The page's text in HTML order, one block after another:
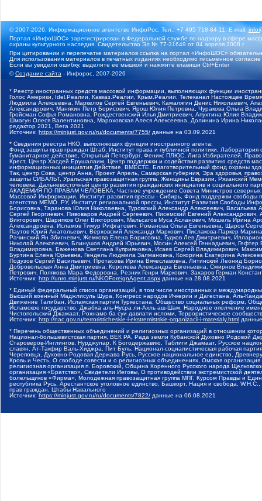
© 2007-2026, Информационное агентство ИнфоРос. Тел.: +7 495 718-84-11, E-mail:
Портал «ИнфоШОС» зарегистрирован в Федеральной службе по надзору в сфере
охраны культурного наследия. Свидетельство Эл № 77-31649 от 04 апреля 2008 г.
При цитировании и перепечатке материалов ссылка на портал «ИнфоШОС»
Для использования материалов в печатных изданиях необходимо письменное
Если вы увидели ошибку, выделите ее мышкой и нажмите клавиши Ctrl+Enter
©Создание сайта - Инфорос, 2007-2026
* Реестр иностранных средств массовой информации, выполняющих функции
Голос Америки, Idel.Реалии, Кавказ.Реалии, Крым.Реалии, Телеканал Настоящее
Людмила Алексеевна, Маркелов Сергей Евгеньевич, Камалягин Денис Николаевич,
Александрович, Маняхин Петр Борисович, Ярош Юлия Петровна, Чуракова Ольга
Гройсман Софья Романовна, Рождественский Илья Дмитриевич, Апухтина Юлия
Шмагун Олеся Валентиновна, Мароховская Алеся Алексеевна, Долинина Ирина
редактор 2021, Вега 2021
Источник: https://minjust.gov.ru/ru/documents/7755/ данные на 03.09.2021
* Сведения реестра НКО, выполняющих функции иностранного агента:
Фонд защиты прав граждан Штаб, Институт права и публичной политики,
Гуманитарное действие, Открытый Петербург, Феникс ПЛЮС, Лига Избирателей,
Крест, Центр Хасдей Ерушалаим, Центр поддержки и содействия развитию средств
информационных инициатив Действие, ВМЕСТЕ, Благотворительный фонд охраны
Так, центр Сова, центр Анна, Проект Апрель, Самарская губерния, Эра здоровья,
защиты СИБАЛЬТ, Уральская правозащитная группа, Женщины Евразии, Рязанский
человека, Дальневосточный центр развития гражданских инициатив и социального
АКАДЕМИЯ ПО ПРАВАМ ЧЕЛОВЕКА, Частное учреждение Совета Министров северных
Массовой Информации, Институт развития прессы - Сибирь, Фонд поддержки
агентство МЕМО. РУ, Институт региональной прессы, Институт Развития Свободы
Борисовна, Таранова Юлия Николаевна, Туровский Александр Алексеевич,
Сергей Георгиевич, Пивоваров Андрей Сергеевич, Писемский Евгений
Викторович, Шарипков Олег Викторович, Мальсагов Муса Асланович, Мошель Ирина
Александровна, Исламов Тимур Рифгатович, Романова Ольга Евгеньевна, Щаров
Паутов Юрий Анатольевич, Верховский Александр Маркович, Пислакова-Паркер
Рачинский Ян Збигневич, Жемкова Елена Борисовна, Гудков Лев Дмитриевич,
Николай Алексеевич, Блинушов Андрей Юрьевич, Мосин Алексей Геннадьевич,
Владимировна, Баженова Светлана Куприяновна, Исаев Сергей Владимирович,
Буртина Елена Юрьевна, Гендель Людмила Залмановна, Кокорина Екатерина
Подузов Сергей Васильевич, Протасова Ирина Вячеславовна, Литинский Леонид
Добровольская Анна Дмитриевна, Королева Александра Евгеньевна, Смирнов
Петрович, Полякова Мара Федоровна, Резник Генри Маркович, Захаров Герман
Источник: http://unro.minjust.ru/NKOForeignAgent.aspx данные на 28.08.2021
* Единый федеральный список организаций, в том числе иностранных и
Высший военный Маджлисуль Шура, Конгресс народов Ичкерии и Дагестана, Аль-
Движение Талибан, Исламская партия Туркестана, Общество социальных реформ,
Исламское государство, Джабха аль-Нусра ли-Ахль аш-Шам, Народное ополчение
Чистопольский Джамаат, Рохнамо ба суи давлати исломи, Террористическое
Источник: http://nac.gov.ru/terroristicheskie-i-ekstremistskie-organizacii-i-materialy.html
* Перечень общественных объединений и религиозных организаций в отношении
Национал-большевистская партия, ВЕК РА, Рада земли Кубанской Духовно Родовой
Староверов-Инглингов, Нурджулар, К Богодержавию, Таблиги Джамаат, Русское
славян, Ат-Такфир Валь-Хиджра, Пит Буль, Национал-социалистическая рабочая
Череповца, Духовно-Родовая Держава Русь, Русское национальное единство,
Кровь и Честь, О свободе совести и о религиозных объединениях, Омская
религиозная организация п. Боровский, Община Коренного Русского народа
организация «Братство», Свидетели Иеговы, О противодействии экстремистской
болельщиков «Фирма», Молодежная правозащитная группа МПГ, Курсом Правды и
республика Русь, Арестантское уголовное единство, Башкорт, Нация и свобода,
прав граждан, Штабы Навального
Источник: https://minjust.gov.ru/ru/documents/7822/ данные на 06.08.2021